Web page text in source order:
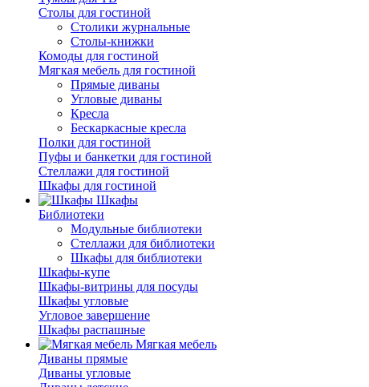
Столы для гостиной
Столики журнальные
Столы-книжки
Комоды для гостиной
Мягкая мебель для гостиной
Прямые диваны
Угловые диваны
Кресла
Бескаркасные кресла
Полки для гостиной
Пуфы и банкетки для гостиной
Стеллажи для гостиной
Шкафы для гостиной
Шкафы
Библиотеки
Модульные библиотеки
Стеллажи для библиотеки
Шкафы для библиотеки
Шкафы-купе
Шкафы-витрины для посуды
Шкафы угловые
Угловое завершение
Шкафы распашные
Мягкая мебель
Диваны прямые
Диваны угловые